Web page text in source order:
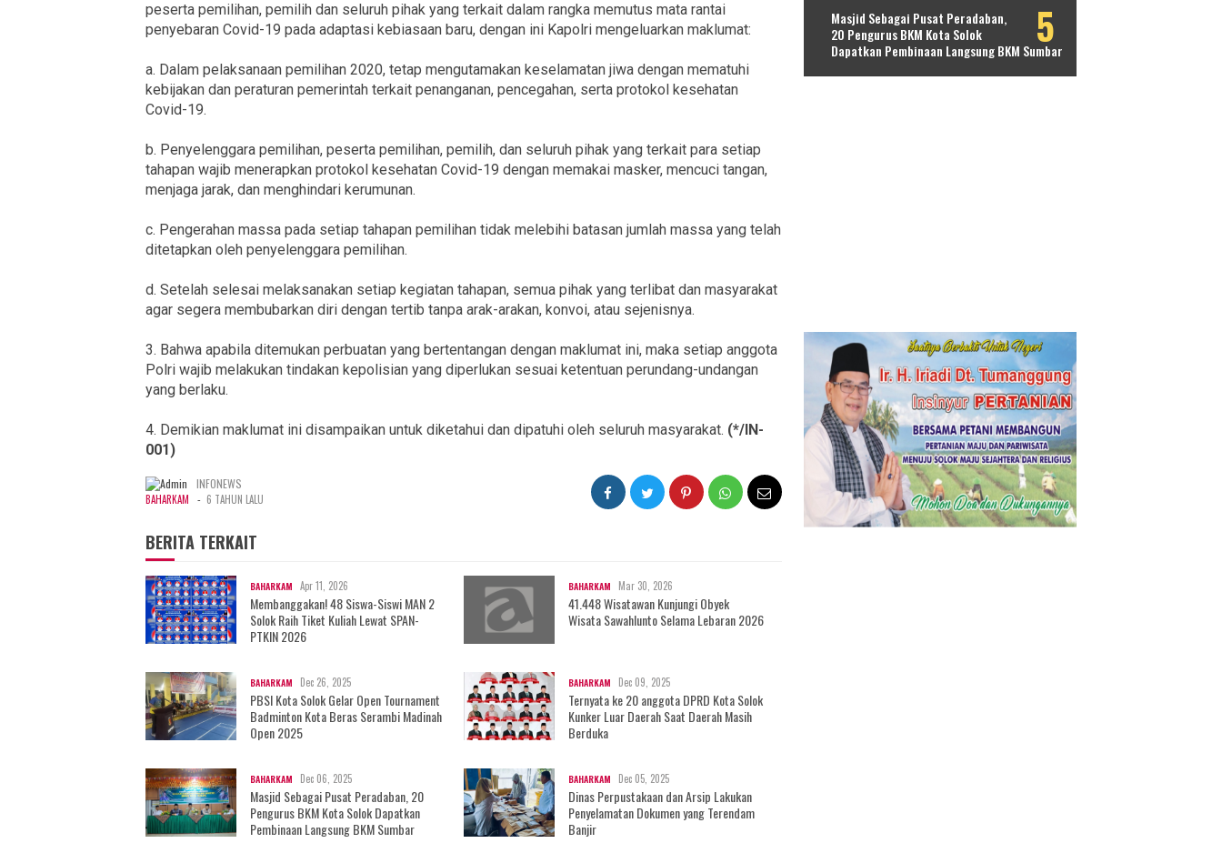
peserta pemilihan, pemilih dan seluruh pihak yang terkait dalam rangka memutus mata rantai
penyebaran Covid-19 pada adaptasi kebiasaan baru, dengan ini Kapolri mengeluarkan maklumat:
a. Dalam pelaksanaan pemilihan 2020, tetap mengutamakan keselamatan jiwa dengan mematuhi
kebijakan dan peraturan pemerintah terkait penanganan, pencegahan, serta protokol kesehatan
Covid-19.
b. Penyelenggara pemilihan, peserta pemilihan, pemilih, dan seluruh pihak yang terkait para setiap
tahapan wajib menerapkan protokol kesehatan Covid-19 dengan memakai masker, mencuci tangan,
menjaga jarak, dan menghindari kerumunan.
c. Pengerahan massa pada setiap tahapan pemilihan tidak melebihi batasan jumlah massa yang telah
ditetapkan oleh penyelenggara pemilihan.
d. Setelah selesai melaksanakan setiap kegiatan tahapan, semua pihak yang terlibat dan masyarakat
agar segera membubarkan diri dengan tertib tanpa arak-arakan, konvoi, atau sejenisnya.
3. Bahwa apabila ditemukan perbuatan yang bertentangan dengan maklumat ini, maka setiap anggota
Polri wajib melakukan tindakan kepolisian yang diperlukan sesuai ketentuan perundang-undangan
yang berlaku.
4. Demikian maklumat ini disampaikan untuk diketahui dan dipatuhi oleh seluruh masyarakat. (*/IN-
001)
INFONEWS
BAHARKAM - 6 TAHUN LALU
BERITA TERKAIT
BAHARKAM Apr 11, 2026
Membanggakan! 48 Siswa-Siswi MAN 2
Solok Raih Tiket Kuliah Lewat SPAN-
PTKIN 2026
BAHARKAM Mar 30, 2026
41.448 Wisatawan Kunjungi Obyek
Wisata Sawahlunto Selama Lebaran 2026
BAHARKAM Dec 26, 2025
PBSI Kota Solok Gelar Open Tournament
Badminton Kota Beras Serambi Madinah
Open 2025
BAHARKAM Dec 09, 2025
Ternyata ke 20 anggota DPRD Kota Solok
Kunker Luar Daerah Saat Daerah Masih
Berduka
BAHARKAM Dec 06, 2025
Masjid Sebagai Pusat Peradaban, 20
Pengurus BKM Kota Solok Dapatkan
Pembinaan Langsung BKM Sumbar
BAHARKAM Dec 05, 2025
Dinas Perpustakaan dan Arsip Lakukan
Penyelamatan Dokumen yang Terendam
Banjir
Masjid Sebagai Pusat Peradaban,
20 Pengurus BKM Kota Solok
Dapatkan Pembinaan Langsung BKM Sumbar